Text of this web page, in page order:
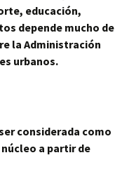
educación,
depende mucho de
la Administración
urbanos.
considerada como
a partir de